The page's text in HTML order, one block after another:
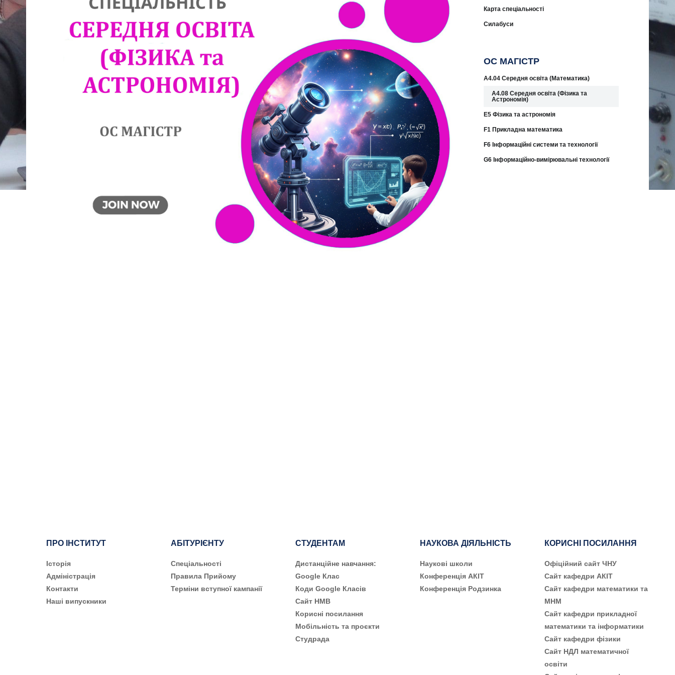
Карта спеціальності
Силабуси
ОС МАГІСТР
A4.04 Середня освіта (Математика)
A4.08 Середня освіта (Фізика та
Астрономія)
E5 Фізика та астрономія
F1 Прикладна математика
F6 Інформаційні системи та технології
G6 Інформаційно-вимірювальні технології
ПРО ІНСТИТУТ
Історія
Адміністрація
Контакти
Наші випускники
АБІТУРІЄНТУ
Cпеціальності
Правила Прийому
Терміни вступної кампанії
СТУДЕНТАМ
Дистанційне навчання:
Google Клас
Коди Google Класів
Сайт НМВ
Корисні посилання
Мобільність та проєкти
Студрада
НАУКОВА ДІЯЛЬНІСТЬ
Наукові школи
Конференція АКІТ
Конференція Родзинка
КОРИСНІ ПОСИЛАННЯ
Офіційний сайт ЧНУ
Сайт кафедри АКІТ
Сайт кафедри математики та
МНМ
Сайт кафедри прикладної
математики та інформатики
Сайт кафедри фізики
Сайт НДЛ математичної
освіти